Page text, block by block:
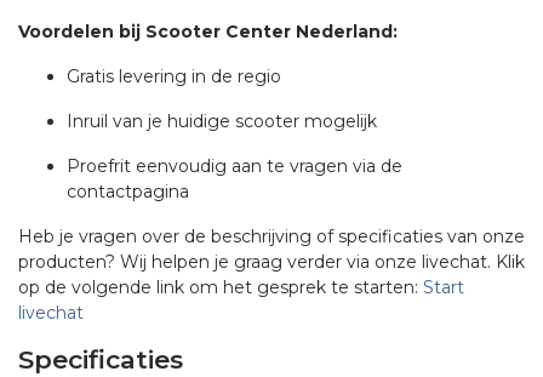
Voordelen bij Scooter Center Nederland:
Gratis levering in de regio
Inruil van je huidige scooter mogelijk
Proefrit eenvoudig aan te vragen via de
contactpagina
Heb je vragen over de beschrijving of specificaties van onze
producten? Wij helpen je graag verder via onze livechat. Klik
op de volgende link om het gesprek te starten: Start
livechat
Specificaties